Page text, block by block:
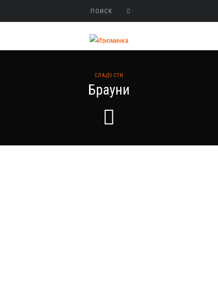
СЛАДОСТИ
Брауни